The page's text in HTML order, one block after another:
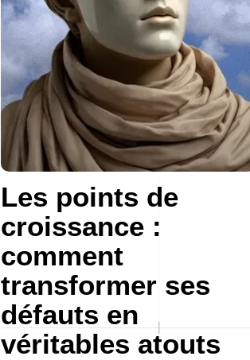
Les points de
croissance :
comment
transformer ses
défauts en
véritables atouts